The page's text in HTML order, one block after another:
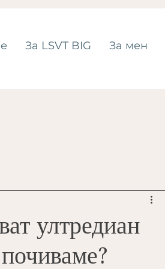
За LSVT BIG За мен
ултредиан